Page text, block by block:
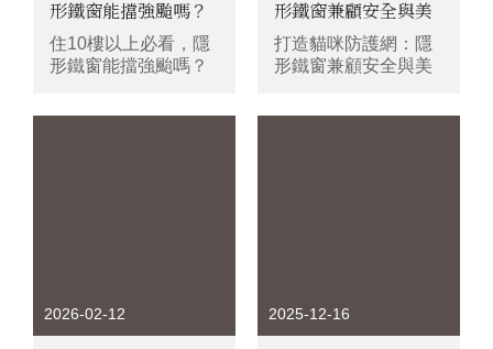
形鐵窗能擋強颱嗎？
高樓層防颱抗風指
南！
住10樓以上必看，隱
形鐵窗能擋強颱嗎？
形鐵窗兼顧安全與美
觀的終極方案！
打造貓咪防護網：隱
形鐵窗兼顧安全與美
2026-02-12 2025-12-16